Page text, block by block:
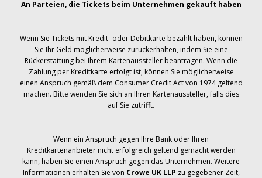
An Parteien, die Tickets beim Unternehmen gekauft haben
Wenn Sie Tickets mit Kredit- oder Debitkarte bezahlt haben, können
Sie Ihr Geld möglicherweise zurückerhalten, indem Sie eine
Rückerstattung bei Ihrem Kartenaussteller beantragen. Wenn die
Zahlung per Kreditkarte erfolgt ist, können Sie möglicherweise
einen Anspruch gemäß dem Consumer Credit Act von 1974 geltend
machen. Bitte wenden Sie sich an Ihren Kartenaussteller, falls dies
auf Sie zutrifft.
Wenn ein Anspruch gegen Ihre Bank oder Ihren
Kreditkartenanbieter nicht erfolgreich geltend gemacht werden
kann, haben Sie einen Anspruch gegen das Unternehmen. Weitere
Informationen erhalten Sie von Crowe UK LLP zu gegebener Zeit,